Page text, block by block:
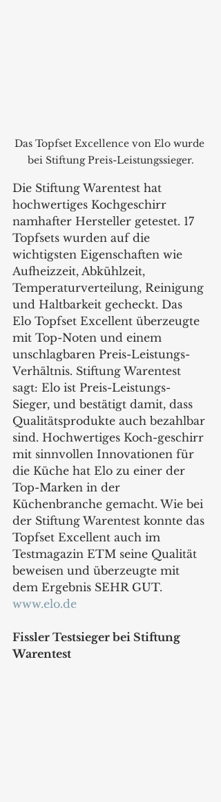
Das Topfset Excellence von Elo wurde
bei Stiftung Preis-Leistungssieger.
Die Stiftung Warentest hat
hochwertiges Kochgeschirr
namhafter Hersteller getestet. 17
Topfsets wurden auf die
wichtigsten Eigenschaften wie
Aufheizzeit, Abkühlzeit,
Temperaturverteilung, Reinigung
und Haltbarkeit gecheckt. Das
Elo Topfset Excellent überzeugte
mit Top-Noten und einem
unschlagbaren Preis-Leistungs-
Verhältnis. Stiftung Warentest
sagt: Elo ist Preis-Leistungs-
Sieger, und bestätigt damit, dass
Qualitätsprodukte auch bezahlbar
sind. Hochwertiges Koch-geschirr
mit sinnvollen Innovationen für
die Küche hat Elo zu einer der
Top-Marken in der
Küchenbranche gemacht. Wie bei
der Stiftung Warentest konnte das
Topfset Excellent auch im
Testmagazin ETM seine Qualität
beweisen und überzeugte mit
dem Ergebnis SEHR GUT.
www.elo.de
Fissler Testsieger bei Stiftung
Warentest